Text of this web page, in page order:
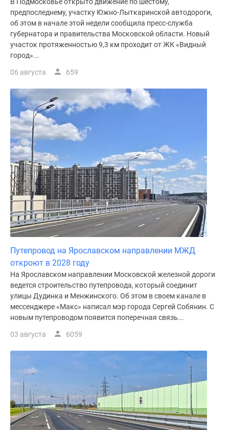
поселки
водоема
Коттеджные
поселки
Бизнес-
центры
Коттеджи
Скидки
акции
Макс
предпоследнему, участку Южно-Лыткаринской автодороги,
об этом в начале этой недели сообщила пресс-служба
губернатора и правительства Московской области. Новый
участок протяженностью 9,3 км проходит от ЖК «Видный
город»...
06 августа 659
Путепровод на Ярославском направлении МЖД
откроют в 2028 году
На Ярославском направлении Московской железной дороги
ведется строительство путепровода, который соединит
улицы Дудинка и Менжинского. Об этом в своем канале в
мессенджере «Макс» написал мэр города Сергей Собянин. С
новым путепроводом появится поперечная связь...
03 августа 6059